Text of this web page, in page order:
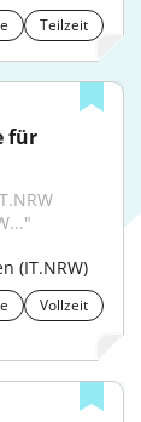
Teilzeit
für
(IT.NRW)
Vollzeit